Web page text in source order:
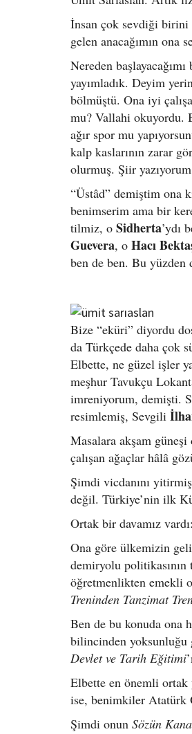
İnsan çok sevdiği birini
gelen anacağımın ona
Nereden
yayımladık. Deyim
bölmüştü. Ona iyi
mu? Vallahi okuyordu.
ağır spor mu
kalp kaslarının zarar
olurmuş. Şiir
“Üstâd” demiştim ona
benimserim ama bir
tilmiz, o Sidherta’ydı
Guevera, o Hacı
ben de ben. Bu yüzden
Bize “eküri” diyordu
da Türkçede daha çok
Elbette, ne güzel işler
meşhur Tavukçu
imreniyorum, demişti.
resimlemiş, Sevgili
Masalara akşam güneşi
çalışan ağaçlar hâlâ
Şimdi vicdanını
değil. Türkiye’nin ilk
Ortak bir davamız
Ona göre ülkemizin
demiryolu
öğretmenlikten emekli
Treninden Tanzimat
Ben de bu konuda ona
bilincinden yoksunluğu
Devlet ve Tarih Eğitimi
Elbette en önemli ortak
ise, benimkiler Atatürk
Şimdi onun Sözün